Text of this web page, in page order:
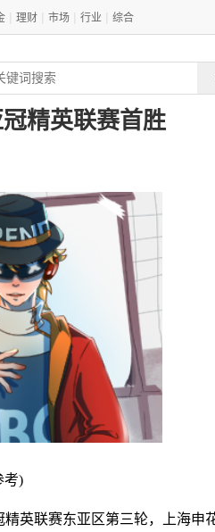
理财 市场 行业 综合
精英联赛首胜
考)
英联赛东亚区第三轮，上海申